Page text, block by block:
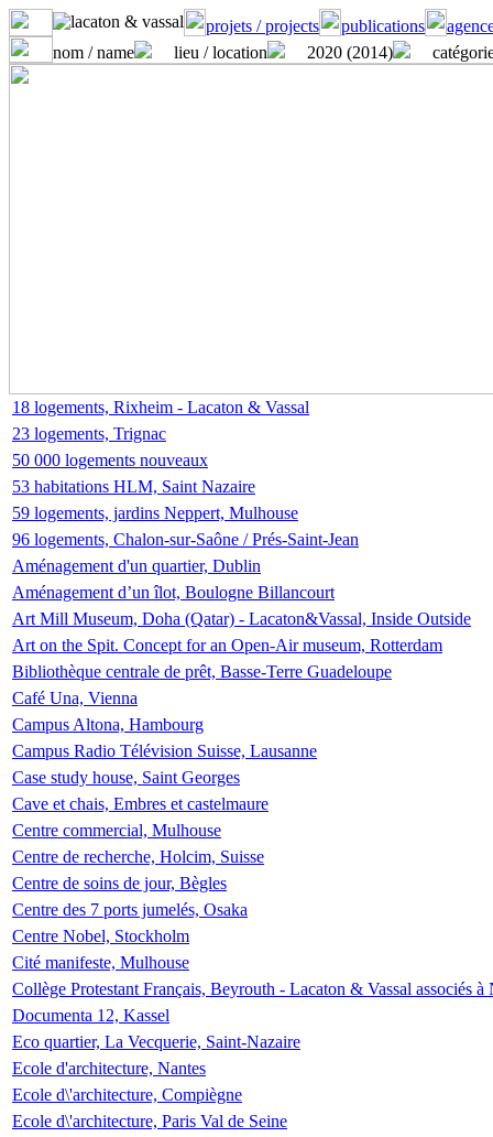
projets / projects publications
nom / name
lieu / location 2020 (2014)
18 logements, Rixheim - Lacaton & Vassal
23 logements, Trignac
50 000 logements nouveaux
53 habitations HLM, Saint Nazaire
59 logements, jardins Neppert, Mulhouse
96 logements, Chalon-sur-Saône / Prés-Saint-Jean
Aménagement d'un quartier, Dublin
Aménagement d’un îlot, Boulogne Billancourt
Art Mill Museum, Doha (Qatar) - Lacaton&Vassal, Inside Outside
Art on the Spit. Concept for an Open-Air museum, Rotterdam
Bibliothèque centrale de prêt, Basse-Terre Guadeloupe
Café Una, Vienna
Campus Altona, Hambourg
Campus Radio Télévision Suisse, Lausanne
Case study house, Saint Georges
Cave et chais, Embres et castelmaure
Centre commercial, Mulhouse
Centre de recherche, Holcim, Suisse
Centre de soins de jour, Bègles
Centre des 7 ports jumelés, Osaka
Centre Nobel, Stockholm
Cité manifeste, Mulhouse
Collège Protestant Français, Beyrouth - Lacaton & Vassal associés
Documenta 12, Kassel
Eco quartier, La Vecquerie, Saint-Nazaire
Ecole d'architecture, Nantes
Ecole d\'architecture, Compiègne
Ecole d\'architecture, Paris Val de Seine